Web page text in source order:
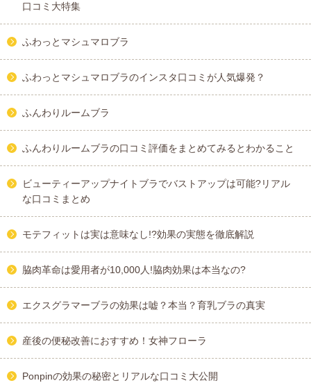
口コミ大特集
ふわっとマシュマロブラ
ふわっとマシュマロブラのインスタ口コミが人気爆発？
ふんわりルームブラ
ふんわりルームブラの口コミ評価をまとめてみるとわかること
ビューティーアップナイトブラでバストアップは可能?リアル
な口コミまとめ
モテフィットは実は意味なし!?効果の実態を徹底解説
脇肉革命は愛用者が10,000人!脇肉効果は本当なの?
エクスグラマーブラの効果は嘘？本当？育乳ブラの真実
産後の便秘改善におすすめ！女神フローラ
Ponpinの効果の秘密とリアルな口コミ大公開